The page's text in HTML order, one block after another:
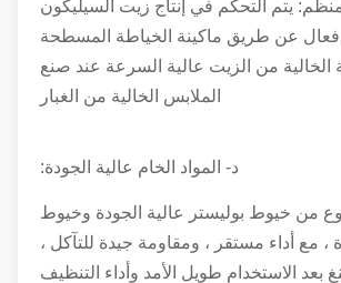
يتم التحكم في إنتاج زيت السيليكون
عن طريق ماكينة الخياطة المسطحة
من الزيت عالية السرعة عند صنع
الملابس الخالية من الغبار
د- المواد الخام عالية الجودة:
خيوط بوليستر عالية الجودة وخيوط
مستقر ، ومقاومة جيدة للتآكل ،
الاستخدام طويل الأمد وأداء التنظيف